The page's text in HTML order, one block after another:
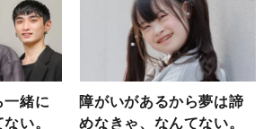
一緒に
い。
障がいがあるから夢は諦
めなきゃ、なんてない。